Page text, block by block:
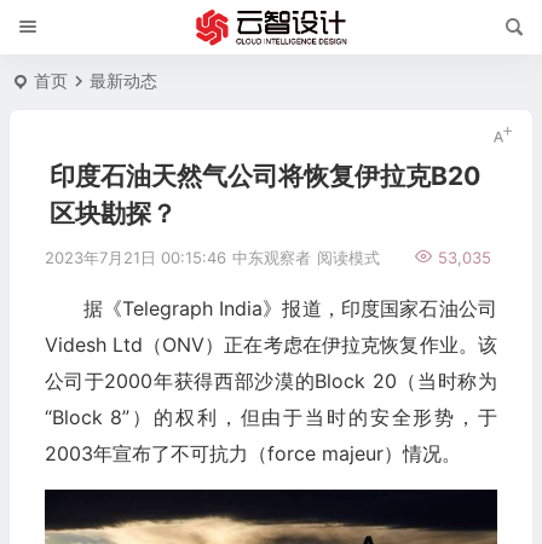
首页 最新动态
印度石油天然气公司将恢复伊拉克B20
区块勘探？
2023年7月21日 00:15:46 中东观察者 53,035
阅读模式
据《Telegraph India》报道，印度国家石油公司
Videsh Ltd（ONV）正在考虑在伊拉克恢复作业。该
公司于2000年获得西部沙漠的Block 20（当时称为
“Block 8”）的权利，但由于当时的安全形势，于
2003年宣布了不可抗力（force majeur）情况。